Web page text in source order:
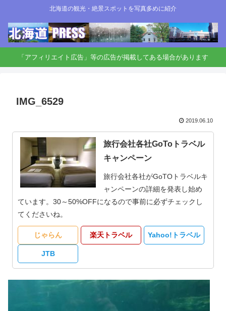
北海道の観光・絶景スポットを写真多めに紹介
「アフィリエイト広告」等の広告が掲載してある場合があります
IMG_6529
2019.06.10
旅行会社各社GoToトラベル
キャンペーン
旅行会社各社がGoTOトラベルキ
ャンペーンの詳細を発表し始め
ています。30～50%OFFになるので事前に必ずチェックし
てくださいね。
じゃらん 楽天トラベル Yahoo!トラベル
JTB